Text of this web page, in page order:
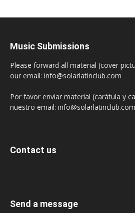
Music Submissions
Please forward all material (cover
our email: info@solarlatinclub.com
Por favor enviar material (carátula y
nuestro email: info@solarlatinclub.com
Contact us
Send a message